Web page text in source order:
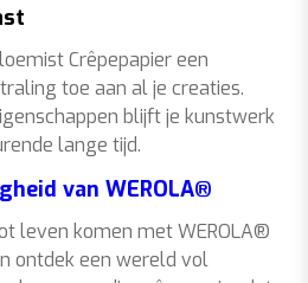
Crêpepapier een
toe aan al je creaties.
blijft je kunstwerk
lange tijd.
van WEROLA®
leven komen met WEROLA®
ontdek een wereld vol